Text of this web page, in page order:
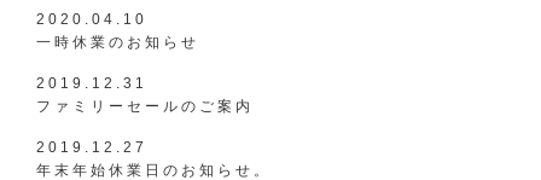
2020.04.10
一時休業のお知らせ
2019.12.31
ファミリーセールのご案内
2019.12.27
年末年始休業日のお知らせ。